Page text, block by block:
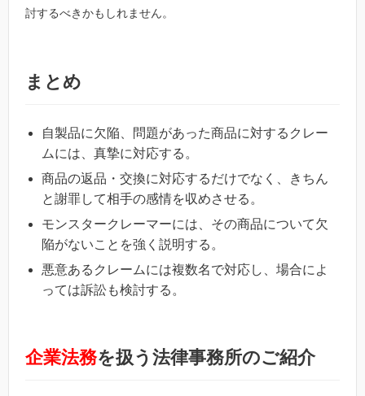
討するべきかもしれません。
まとめ
自製品に欠陥、問題があった商品に対するクレー
ムには、真摯に対応する。
商品の返品・交換に対応するだけでなく、きちん
と謝罪して相手の感情を収めさせる。
モンスタークレーマーには、その商品について欠
陥がないことを強く説明する。
悪意あるクレームには複数名で対応し、場合によ
っては訴訟も検討する。
企業法務を扱う法律事務所のご紹介